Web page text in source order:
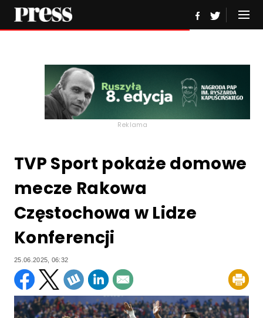
Reklama
TVP Sport pokaże domowe
mecze Rakowa
Częstochowa w Lidze
Konferencji
25.06.2025, 06:32